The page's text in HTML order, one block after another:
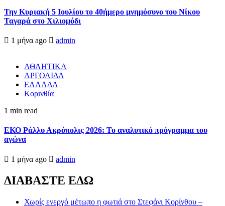
Την Κυριακή 5 Ιουλίου το 40ήμερο μνημόσυνο του Νίκου
Ταγαρά στο Χιλιομόδι
1 μήνα ago admin
ΑΘΛΗΤΙΚΑ
ΑΡΓΟΛΙΔΑ
ΕΛΛΑΔΑ
Κορινθία
1 min read
ΕΚΟ Ράλλυ Ακρόπολις 2026: Το αναλυτικό πρόγραμμα του
αγώνα
1 μήνα ago admin
ΔΙΑΒΑΣΤΕ ΕΔΩ
Χωρίς ενεργό μέτωπο η φωτιά στο Στεφάνι Κορίνθου –